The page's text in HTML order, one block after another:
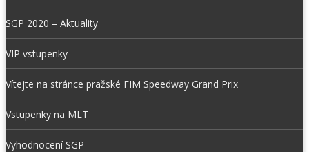
SGP 2020 – Aktuality
VIP vstupenky
Vítejte na stránce pražské FIM Speedway Grand Prix
Vstupenky na MLT
Vyhodnocení SGP